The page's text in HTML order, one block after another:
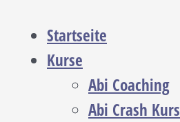
Startseite
Kurse
Abi Coaching
Abi Crash Kurs